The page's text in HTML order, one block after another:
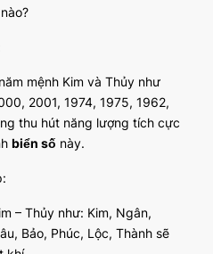
mệnh Kim và Thủy như
2001, 1974, 1975, 1962,
thu hút năng lượng tích cực
biển số này.
– Thủy như: Kim, Ngân,
Bảo, Phúc, Lộc, Thành sẽ